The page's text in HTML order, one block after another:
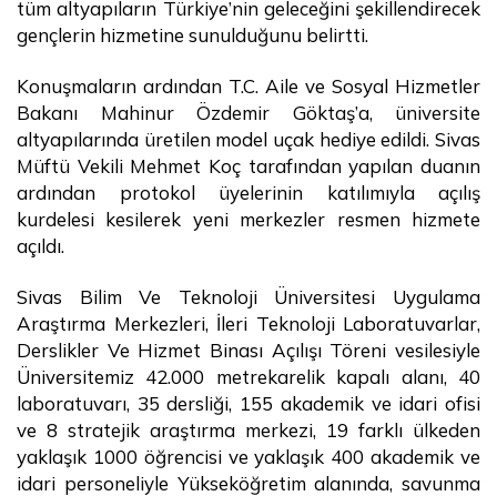
tüm altyapıların Türkiye’nin geleceğini şekillendirecek
gençlerin hizmetine sunulduğunu belirtti.
Konuşmaların ardından T.C. Aile ve Sosyal Hizmetler
Bakanı Mahinur Özdemir Göktaş’a, üniversite
altyapılarında üretilen model uçak hediye edildi. Sivas
Müftü Vekili Mehmet Koç tarafından yapılan duanın
ardından protokol üyelerinin katılımıyla açılış
kurdelesi kesilerek yeni merkezler resmen hizmete
açıldı.
Sivas Bilim Ve Teknoloji Üniversitesi Uygulama
Araştırma Merkezleri, İleri Teknoloji Laboratuvarlar,
Derslikler Ve Hizmet Binası Açılışı Töreni vesilesiyle
Üniversitemiz 42.000 metrekarelik kapalı alanı, 40
laboratuvarı, 35 dersliği, 155 akademik ve idari ofisi
ve 8 stratejik araştırma merkezi, 19 farklı ülkeden
yaklaşık 1000 öğrencisi ve yaklaşık 400 akademik ve
idari personeliyle Yükseköğretim alanında, savunma